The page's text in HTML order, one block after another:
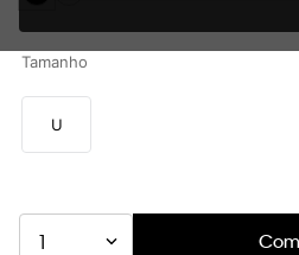
nosso Aviso de Privacidade.
consideraremos isso como sua
loja virtual. Para maiores
Cookies acesse o link.
Tamanho
U
1